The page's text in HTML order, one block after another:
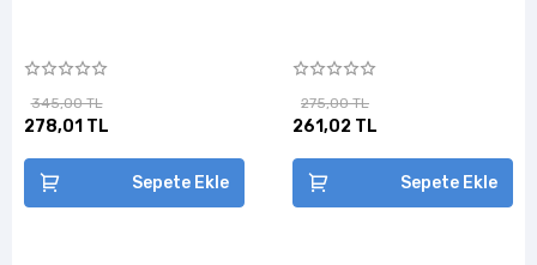
345,00 TL
278,01 TL
Sepete Ekle
275,00 TL
261,02 TL
Sepete Ekle